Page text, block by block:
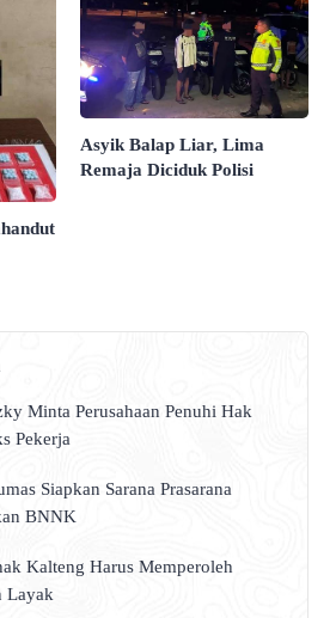
Asyik Balap Liar, Lima
Remaja Diciduk Polisi
Minta Perusahaan Penuhi Hak
Pekerja
Siapkan Sarana Prasarana
BNNK
Kalteng Harus Memperoleh
Layak